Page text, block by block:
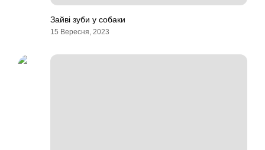
Зайві зуби у собаки
15 Вересня, 2023